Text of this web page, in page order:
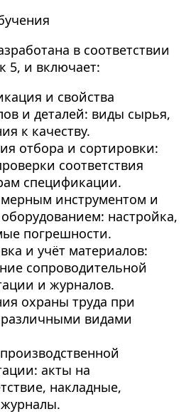
в соответствии
5, и включает:
и свойства
и деталей: виды сырья,
к качеству.
отбора и сортировки:
соответствия
спецификации.
мерным инструментом и
настройка,
погрешности.
и учёт материалов:
сопроводительной
и журналов.
охраны труда при
различными видами
акты на
накладные,